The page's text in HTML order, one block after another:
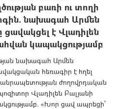
բառի ու տողի
նախագահ Արմեն
ցավակցել է Վլադիլեն
կապակցությամբ
նախագահ Արմեն
հեռագիր է հղել
ժողովրդական
Վլադիլեն Բալյանի
«Խոր ցավ ապրեցի՝